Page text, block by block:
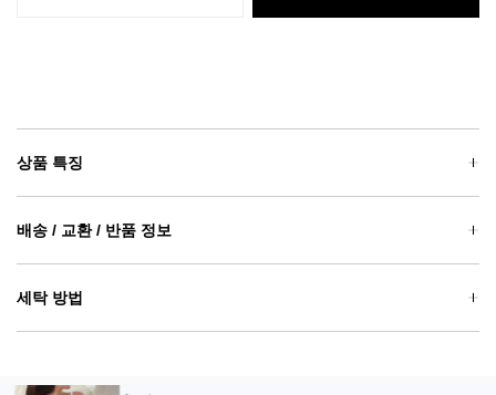
상품 특징
배송 / 교환 / 반품 정보
세탁 방법